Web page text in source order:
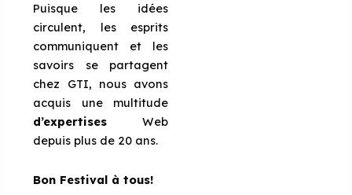
Puisque les idées
circulent, les esprits
communiquent et les
savoirs se partagent
chez GTI, nous avons
acquis une multitude
d’expertises Web
depuis plus de 20 ans.
Bon Festival à tous!